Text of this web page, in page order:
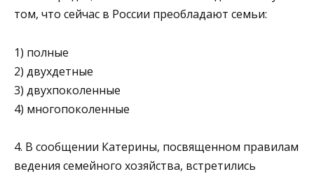
том, что сейчас в России преобладают семьи:
1) полные
2) двухдетные
3) двухпоколенные
4) многопоколенные
4. В сообщении Катерины, посвященном правилам
ведения семейного хозяйства, встретились